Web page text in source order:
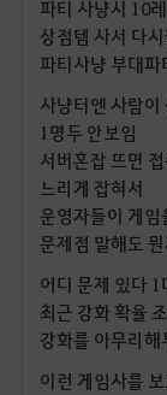
파티 사냥시 10
상점템 사서 다
파티사냥 부대
사냥터엔 사람
1명두 안보임
서버혼잡 뜨면
느리게 잡혀서
운영자들이 게임
문제점 말해도
어디 문제 있다
최근 강화 확율
강화를 아무리해
이런 게임사를